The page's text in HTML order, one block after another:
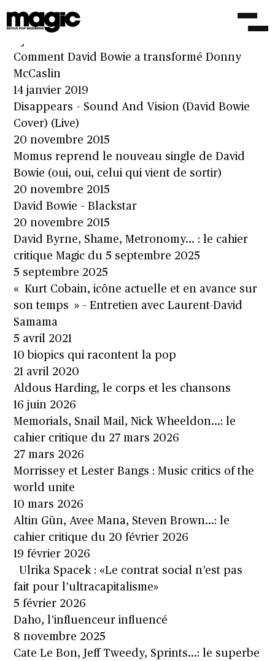
autres sorties du 7 janvier 2022
Comment David Bowie a transformé Donny
McCaslin
14 janvier 2019
Disappears – Sound And Vision (David Bowie
Cover) (Live)
20 novembre 2015
Momus reprend le nouveau single de David
Bowie (oui, oui, celui qui vient de sortir)
20 novembre 2015
David Bowie – Blackstar
20 novembre 2015
David Byrne, Shame, Metronomy… : le cahier
critique Magic du 5 septembre 2025
5 septembre 2025
« Kurt Cobain, icône actuelle et en avance sur
son temps » – Entretien avec Laurent-David
Samama
5 avril 2021
10 biopics qui racontent la pop
21 avril 2020
Aldous Harding, le corps et les chansons
16 juin 2026
Memorials, Snail Mail, Nick Wheeldon…: le
cahier critique du 27 mars 2026
27 mars 2026
Morrissey et Lester Bangs : Music critics of the
world unite
10 mars 2026
Altin Gün, Avee Mana, Steven Brown…: le
cahier critique du 20 février 2026
19 février 2026
Ulrika Spacek : «Le contrat social n’est pas
fait pour l’ultracapitalisme»
5 février 2026
Daho, l’influenceur influencé
8 novembre 2025
Cate Le Bon, Jeff Tweedy, Sprints…: le superbe